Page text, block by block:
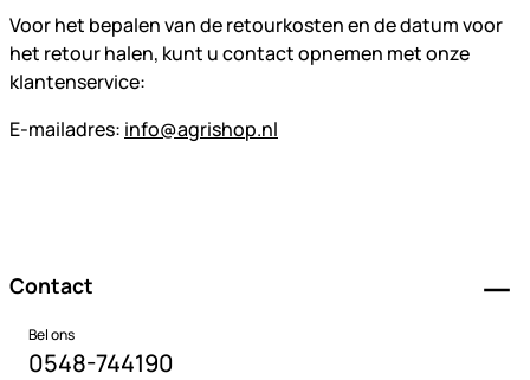
Voor het bepalen van de retourkosten en de datum voor
het retour halen, kunt u contact opnemen met onze
klantenservice:
E-mailadres: info@agrishop.nl
Contact
Bel ons
0548-744190